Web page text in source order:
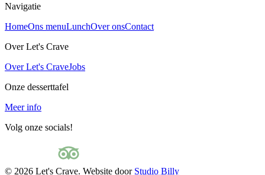
Navigatie
HomeOns menuLunchOver onsContact
Over Let's Crave
Over Let's CraveJobs
Onze desserttafel
Meer info
Volg onze socials!
© 2026 Let's Crave. Website door Studio Billy